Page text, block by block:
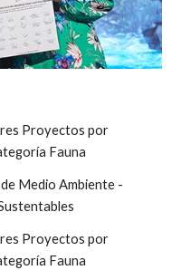
Proyectospor
Fauna
Medio Ambiente -
Proyectos por
Fauna